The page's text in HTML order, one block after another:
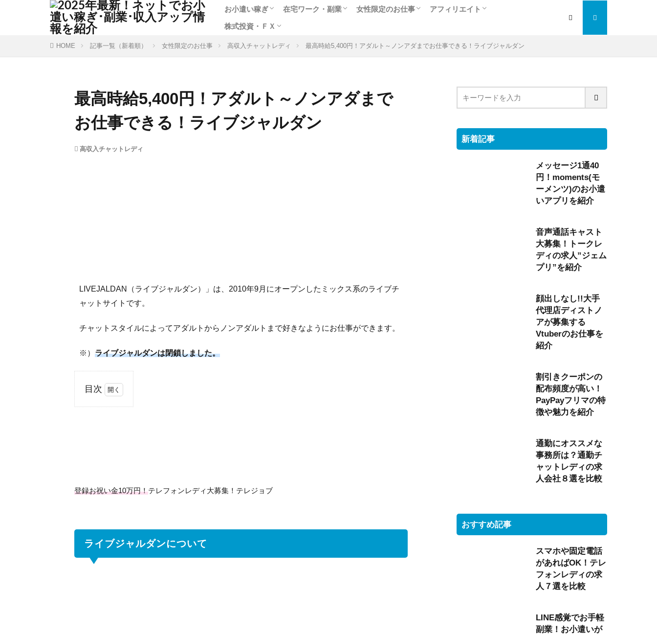
お小遣い稼ぎ
人気のポイントサイト
アンケートモニター
ゲームや懸賞で稼ぐ
在宅ワーク・副業 女性限定のお仕事 アフィリエイト
株式投資・ＦＸ
格安ネット証券会社
ネット売買の特徴は
株式投資実践編
ＦＸ投資超入門
HOME 記事一覧（新着順） 女性限定のお仕事 高収入チャットレディ 最高時給5,400円！アダルト～ノンアダまでお仕事できる！ライブジャルダン
最高時給5,400円！アダルト～ノンアダまで
お仕事できる！ライブジャルダン
高収入チャットレディ
LIVEJALDAN（ライブジャルダン）」は、2010年9月にオープンしたミックス系のライブチ
ャットサイトです。
チャットスタイルによってアダルトからノンアダルトまで好きなようにお仕事ができます。
※） ライブジャルダンは閉鎖しました。
目次
ン
い
て
2
登録お祝い金10万円！テレフォンレディ大募集！テレジョブ
ライブジャルダンについて
新着記事
メッセージ1通40
円！moments(モ
ーメンツ)のお小遣
いアプリを紹介
音声通話キャスト
大募集！トークレ
ディの求人”ジェム
プリ”を紹介
顔出しなし!!大手
代理店ディストノ
アが募集する
Vtuberのお仕事を
紹介
割引きクーポンの
配布頻度が高い！
PayPayフリマの特
徴や魅力を紹介
通勤にオススメな
事務所は？通勤チ
ャットレディの求
人会社８選を比較
おすすめ記事
スマホや固定電話
があればOK！テレ
フォンレディの求
人７選を比較
LINE感覚でお手軽
副業！お小遣いが